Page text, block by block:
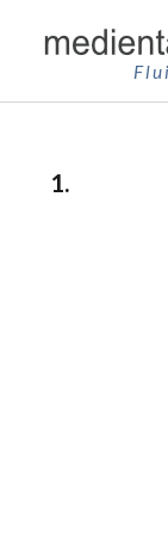
Inhalt
springen
1.